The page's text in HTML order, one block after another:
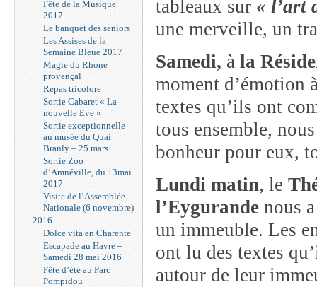
Fête de la Musique
2017
Le banquet des seniors
Les Assises de la
Semaine Bleue 2017
Magie du Rhone
provençal
Repas tricolore
Sortie Cabaret « La
nouvelle Eve »
Sortie exceptionnelle
au musée du Quai
Branly – 25 mars
Sortie Zoo
d’Amnéville, du 13mai
2017
Visite de l’Assemblée
Nationale (6 novembre)
2016
Dolce vita en Charente
Escapade au Havre –
Samedi 28 mai 2016
Fête d’été au Parc
Pompidou
tableaux sur « l’art
une merveille, un
Samedi, à la
moment d’émotion
textes qu’ils ont
tous ensemble,
bonheur pour eux,
Lundi matin, le
l’Eygurande nous
un immeuble. Les
ont lu des textes
autour de leur